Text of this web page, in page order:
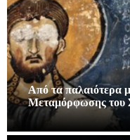
Από τα παλαιότερα
Μεταμόρφωσης